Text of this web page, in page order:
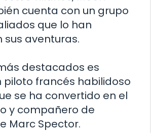
cuenta con un grupo
que lo han
sus aventuras.
destacados es
piloto francés habilidoso
se ha convertido en el
y compañero de
Marc Spector.